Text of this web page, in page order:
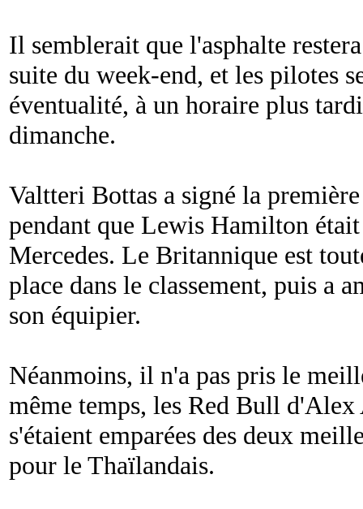
Il semblerait que l'asphalte
suite du week-end, et les pilotes
éventualité, à un horaire plus
dimanche.
Valtteri Bottas a signé la
pendant que Lewis Hamilton
Mercedes. Le Britannique est
place dans le classement, puis a
son équipier.
Néanmoins, il n'a pas pris le
même temps, les Red Bull
s'étaient emparées des deux
pour le Thaïlandais.